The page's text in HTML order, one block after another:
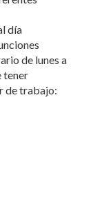
día
de lunes a
tener
de trabajo: